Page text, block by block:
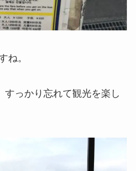
ね。
すっかり忘れて観光を楽し